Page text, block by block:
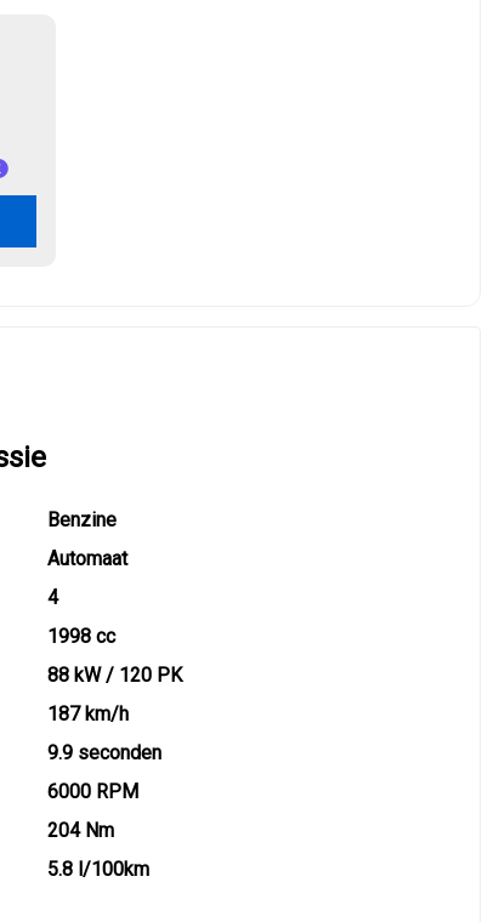
Benzine
Automaat
4
1998 cc
88 kW / 120 PK
187 km/h
9.9 seconden
6000 RPM
204 Nm
5.8 l/100km